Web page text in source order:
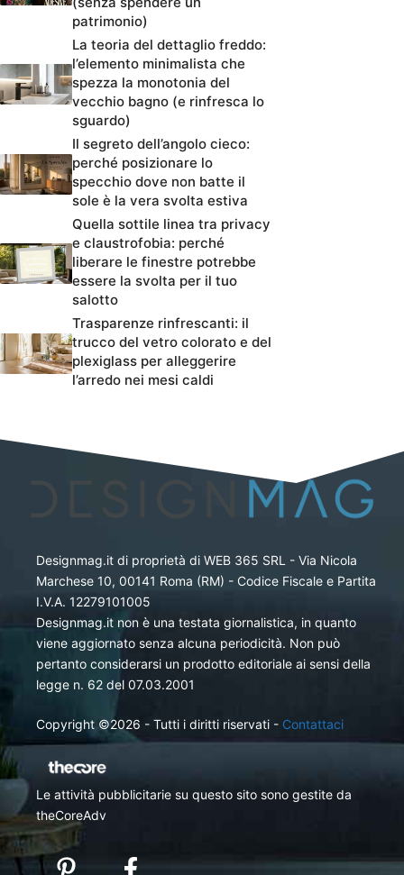
patrimonio)
La teoria del dettaglio freddo:
l’elemento minimalista che
spezza la monotonia del
vecchio bagno (e rinfresca lo
sguardo)
Il segreto dell’angolo cieco:
perché posizionare lo
specchio dove non batte il
sole è la vera svolta estiva
Quella sottile linea tra privacy
e claustrofobia: perché
liberare le finestre potrebbe
essere la svolta per il tuo
salotto
Trasparenze rinfrescanti: il
trucco del vetro colorato e del
plexiglass per alleggerire
l’arredo nei mesi caldi
Designmag.it di proprietà di WEB 365 SRL - Via Nicola
Marchese 10, 00141 Roma (RM) - Codice Fiscale e Partita
I.V.A. 12279101005
Designmag.it non è una testata giornalistica, in quanto
viene aggiornato senza alcuna periodicità. Non può
pertanto considerarsi un prodotto editoriale ai sensi della
legge n. 62 del 07.03.2001
Copyright ©2026 - Tutti i diritti riservati - Contattaci
Le attività pubblicitarie su questo sito sono gestite da
theCoreAdv